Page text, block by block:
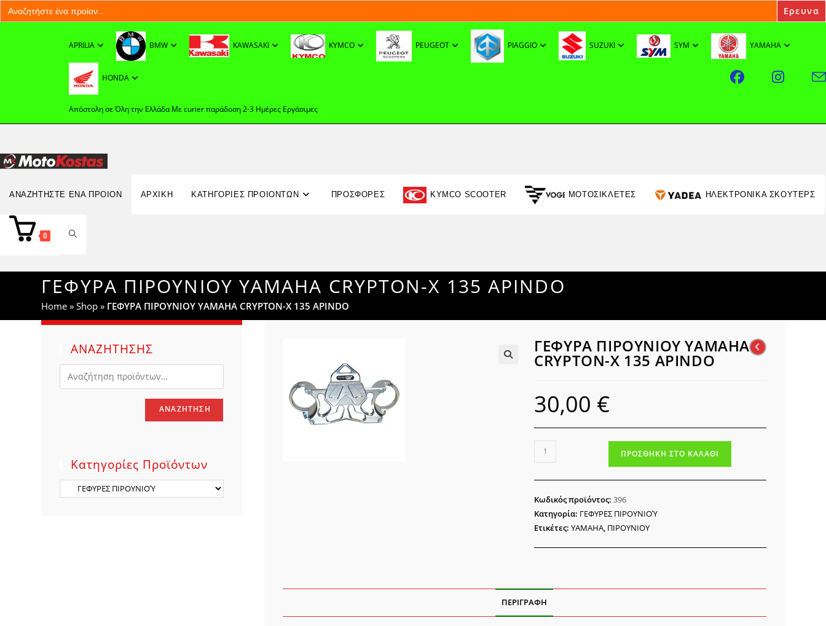
Search
for:
APRILIA BMW KAWASAKI KYMCO PEUGEOT PIAGGIO SUZUKI SYM YAMAHA
HONDA
Απόστολη σε Όλη την Ελλάδα Με curier παράδοση 2-3 Ημέρες Εργάσιμες
ΑΝΑΖΗΤΉΣΤΕ ΈΝΑ ΠΡΟΊΟΝ
Search
for: ΑΡΧΙΚΉ ΚΑΤΗΓΟΡΙΕΣ ΠΡΟΙΟΝΤΩΝ ΠΡΟΣΦΟΡΈΣ KYMCO SCOOTER ΜΟΤΟΣΙΚΛΕΤΕΣ ΗΛΕΚΤΡΟΝΙΚΑ ΣΚΟΥΤΕΡΣ
0 TOGGLE
WEBSITE
SEARCH
ΓΕΦΥΡΑ ΠΙΡΟΥΝΙΟΥ YAMAHA CRYPTON-X 135 APINDO
Home »Shop » ΓΕΦΥΡΑ ΠΙΡΟΥΝΙΟΥ YAMAHA CRYPTON-X 135 APINDO
ΓΕΦΥΡΑ ΠΙΡΟΥΝΙΟΥ YAMAHA
CRYPTON-X 135 APINDO
30,00 €
ΓΕΦΥΡΑ
YAMAHA
CRYPTON-
X
135
ΠΡΟΣΘΉΚΗ ΣΤΟ ΚΑΛΆΘΙ
Κωδικός προϊόντος:396
Κατηγορία: ΓΕΦΥΡΕΣ ΠΙΡΟΥΝΙΟΎ
Ετικέτες:YAMAHA, ΠΙΡΟΥΝΙΟΥ
ΠΕΡΙΓΡΑΦΉ
ΑΝΑΖΗΤΗΣΗΣ
ΑΝΑΖΉΤΗΣΗ
Κατηγορίες Προϊόντων